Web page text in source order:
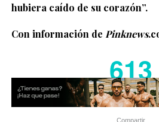
hubiera caído de su corazón”.
Con información de Pinknews
613
Compartir